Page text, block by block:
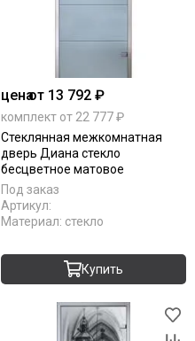
ценаот 13 792 ₽
комплект от 22 777 ₽
Стеклянная межкомнатная
дверь Диана стекло
бесцветное матовое
Под заказ
Артикул:
Материал: стекло
Купить